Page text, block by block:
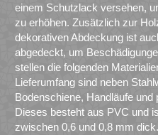
einem Schutzlack versehen,
zu erhöhen. Zusätzlich zur
dekorativen Abdeckung ist
abgedeckt, um
stellen die folgenden
Lieferumfang sind neben
Bodenschiene, Handläufe
Dieses besteht aus PVC und
zwischen 0,6 und 0,8 mm